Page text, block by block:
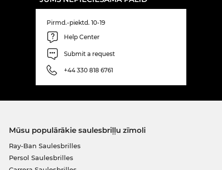
Pirmd.-piektd. 10-19
Help Center
Submit a request
+44 330 818 6761
Mūsu populārākie saulesbriļļu zīmoli
Ray-Ban Saulesbrilles
Persol Saulesbrilles